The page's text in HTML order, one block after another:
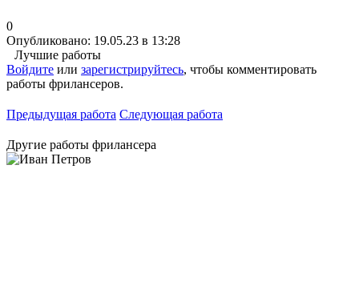
0
Опубликовано: 19.05.23 в 13:28
Лучшие работы
Войдите или зарегистрируйтесь, чтобы комментировать
работы фрилансеров.
Предыдущая работа Следующая работа
Другие работы фрилансера